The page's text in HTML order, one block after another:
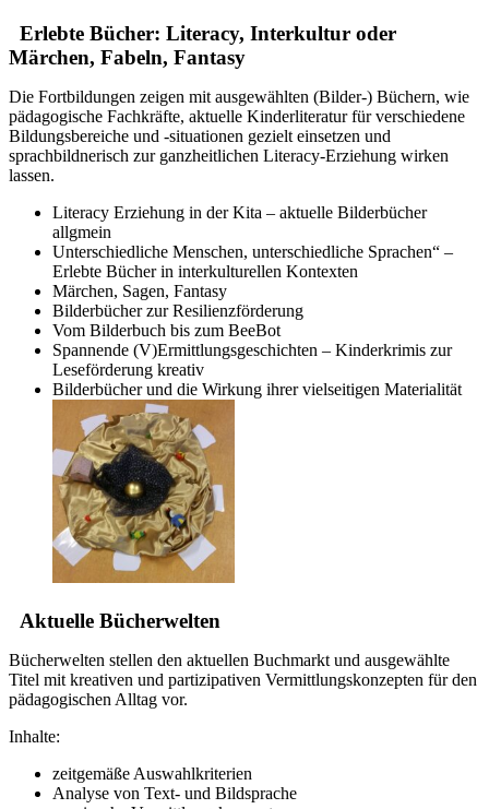
Erlebte Bücher: Literacy, Interkultur oder
Märchen, Fabeln, Fantasy
Die Fortbildungen zeigen mit ausgewählten (Bilder-) Büchern, wie
pädagogische Fachkräfte, aktuelle Kinderliteratur für verschiedene
Bildungsbereiche und -situationen gezielt einsetzen und
sprachbildnerisch zur ganzheitlichen Literacy-Erziehung wirken
lassen.
Literacy Erziehung in der Kita – aktuelle Bilderbücher
allgmein
Unterschiedliche Menschen, unterschiedliche Sprachen“ –
Erlebte Bücher in interkulturellen Kontexten
Märchen, Sagen, Fantasy
Bilderbücher zur Resilienzförderung
Vom Bilderbuch bis zum BeeBot
Spannende (V)Ermittlungsgeschichten – Kinderkrimis zur
Leseförderung kreativ
Bilderbücher und die Wirkung ihrer vielseitigen Materialität
Aktuelle Bücherwelten
Bücherwelten stellen den aktuellen Buchmarkt und ausgewählte
Titel mit kreativen und partizipativen Vermittlungskonzepten für den
pädagogischen Alltag vor.
Inhalte:
zeitgemäße Auswahlkriterien
Analyse von Text- und Bildsprache